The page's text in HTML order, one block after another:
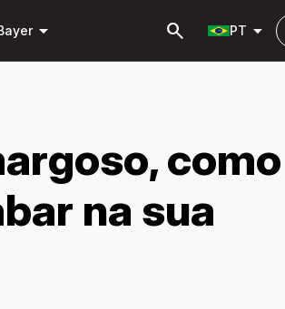
arrow_drop_down search PT arrow_drop_down
como
na sua